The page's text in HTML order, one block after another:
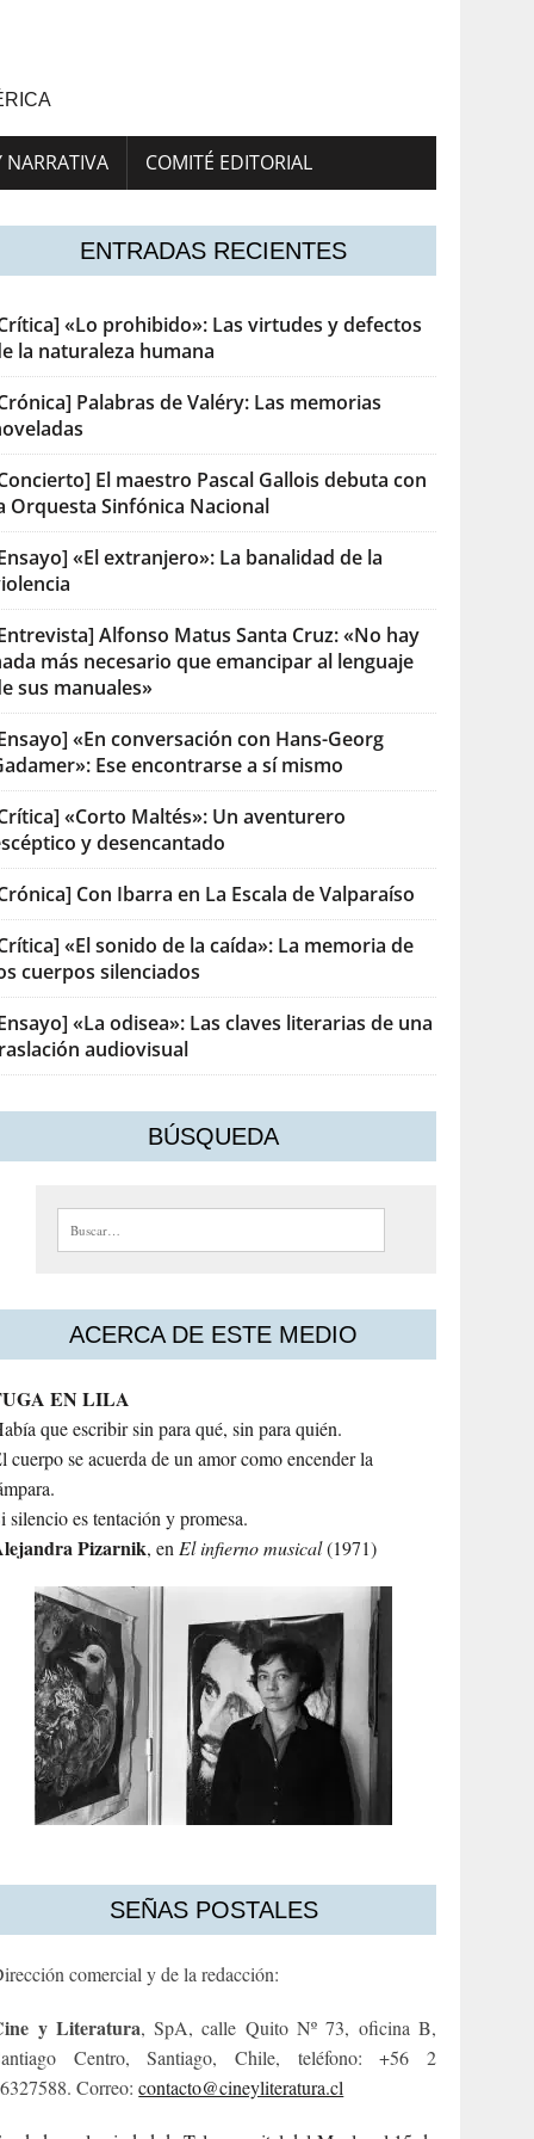
NARRATIVA COMITÉ EDITORIAL
ENTRADAS RECIENTES
«Lo prohibido»: Las virtudes y defectos
la naturaleza humana
Palabras de Valéry: Las memorias
El maestro Pascal Gallois debuta con
Orquesta Sinfónica Nacional
«El extranjero»: La banalidad de la
Alfonso Matus Santa Cruz: «No hay
más necesario que emancipar al lenguaje
sus manuales»
«En conversación con Hans-Georg
Ese encontrarse a sí mismo
«Corto Maltés»: Un aventurero
y desencantado
Con Ibarra en La Escala de Valparaíso
«El sonido de la caída»: La memoria de
cuerpos silenciados
«La odisea»: Las claves literarias de una
audiovisual
BÚSQUEDA
Buscar:
ACERCA DE ESTE MEDIO
EN LILA
que escribir sin para qué, sin para quién.
cuerpo se acuerda de un amor como encender la
silencio es tentación y promesa.
Pizarnik, enEl infierno musical(1971)
SEÑAS POSTALES
comercial y de la redacción:
y Literatura, SpA, calle Quito Nº 73, oficina B,
Centro, Santiago, Chile, teléfono: +56 2
Correo:contacto@cineyliteratura.cl